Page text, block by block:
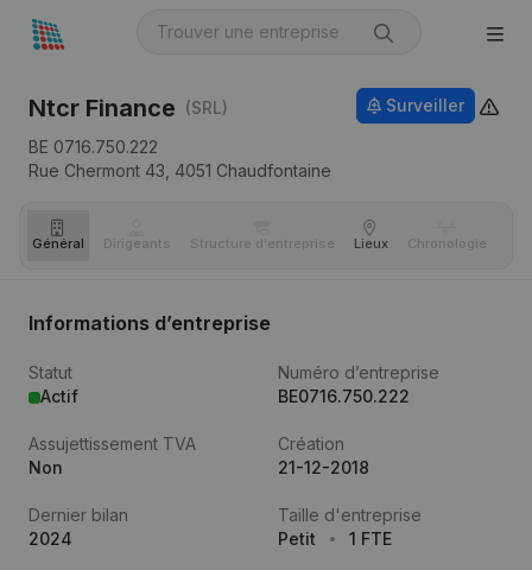
Ntcr Finance (SRL)
BE 0716.750.222
Rue Chermont 43, 4051 Chaudfontaine
Surveiller
Général Dirigeants Structure d'entreprise Lieux Chronologie
Informations d’entreprise
Statut
Actif
Numéro d’entreprise
BE0716.750.222
Assujettissement TVA
Non
Création
21-12-2018
Dernier bilan
2024
Taille d'entreprise
Petit
1 FTE